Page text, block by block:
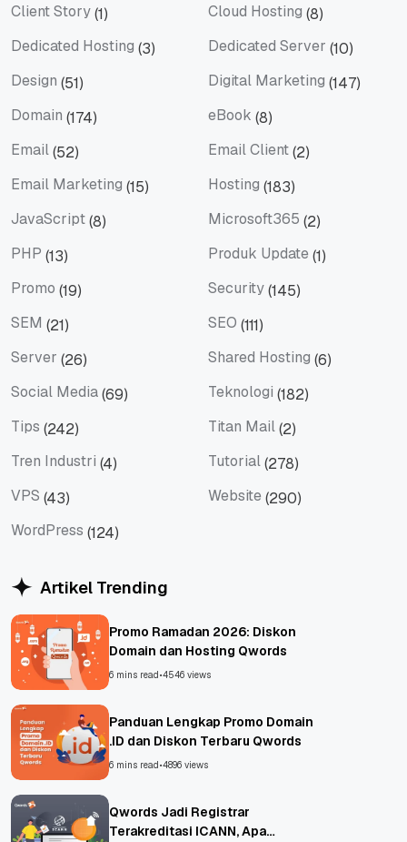
Client Story(1) Cloud Hosting (8)
Dedicated Hosting (3) Dedicated Server (10)
Design (51) Digital Marketing (147)
Domain (174) eBook (8)
Email(52) Email Client(2)
Email Marketing (15) Hosting (183)
JavaScript(8) Microsoft365 (2)
PHP (13) Produk Update (1)
Promo (19) Security(145)
SEM (21) SEO (111)
Server (26) Shared Hosting (6)
Social Media(69) Teknologi (182)
Tips (242) Titan Mail(2)
Tren Industri (4) Tutorial(278)
VPS (43) Website (290)
WordPress (124)
Artikel Trending
Promo Ramadan 2026: Diskon
Domain dan Hosting Qwords
6 mins read•4546 views
Panduan Lengkap Promo Domain
.ID dan Diskon Terbaru Qwords
6 mins read•4896 views
Qwords Jadi Registrar
Terakreditasi ICANN, Apa